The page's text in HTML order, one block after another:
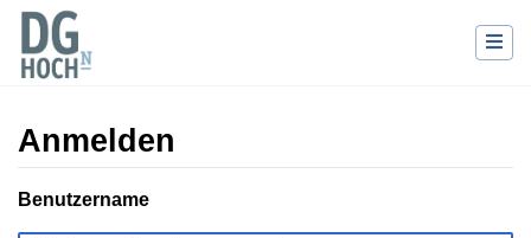
Anmelden
Wechseln zu:Navigation
Benutzername